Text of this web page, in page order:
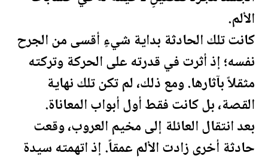
الألم.
كانت تلك الحادثة بداية شيءٍ أقسى من الجرح
نفسه؛ إذ أثرت في قدرته على الحركة وتركته
مثقلاً بآثارها. ومع ذلك، لم تكن تلك نهاية
القصة، بل كانت فقط أول أبواب المعاناة.
بعد انتقال العائلة إلى مخيم العروب، وقعت
حادثة أخرى زادت الألم عمقاً. إذ اتهمته سيدة